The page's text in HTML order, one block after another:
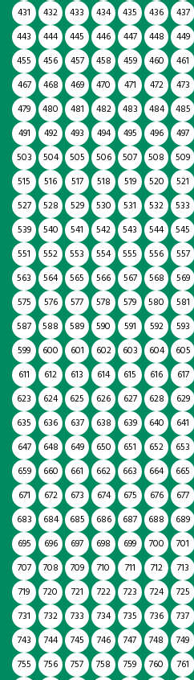
431
432 433 434 435 436 437
443
444 445 446 447 448 449
455
456 457 458 459 460 461
467
468 469 470 471 472 473
479
480 481 482 483 484 485
491
492 493 494 495 496 497
503
504 505 506 507 508 509
515
516 517 518 519 520 521
527
528 529 530 531 532 533
539
540 541 542 543 544 545
551
552 553 554 555 556 557
563
564 565 566 567 568 569
575
576 577 578 579 580 581
587
588 589 590 591 592 593
599
600 601 602 603 604 605
611
612 613 614 615 616 617
623
624 625 626 627 628 629
635
636 637 638 639 640 641
647
648 649 650 651 652 653
659
660 661 662 663 664 665
671
672 673 674 675 676 677
683
684 685 686 687 688 689
695
696 697 698 699 700 701
707
708 709 710 711 712 713
719
720 721 722 723 724 725
731
732 733 734 735 736 737
743
744 745 746 747 748 749
755
756 757 758 759 760 761